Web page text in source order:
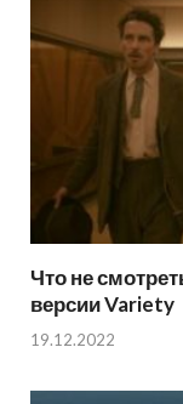
Что не
версии Variety
19.12.2022